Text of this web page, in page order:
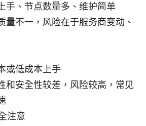
手、节点数量多、维护简单
量不一，风险在于服务商变动、
或低成本上手
和安全性较差，风险较高，常见
注意